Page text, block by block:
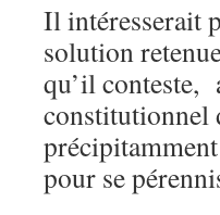
Il intéresserait
solution
qu’il conteste,
constitutionnel
pour se